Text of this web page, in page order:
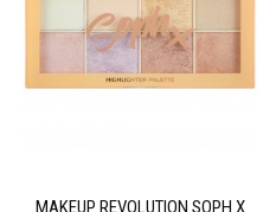
MAKEUP REVOLUTION SOPH X